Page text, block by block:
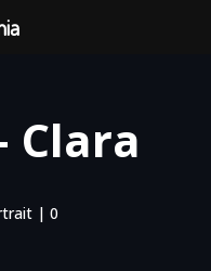
Clara
| 0